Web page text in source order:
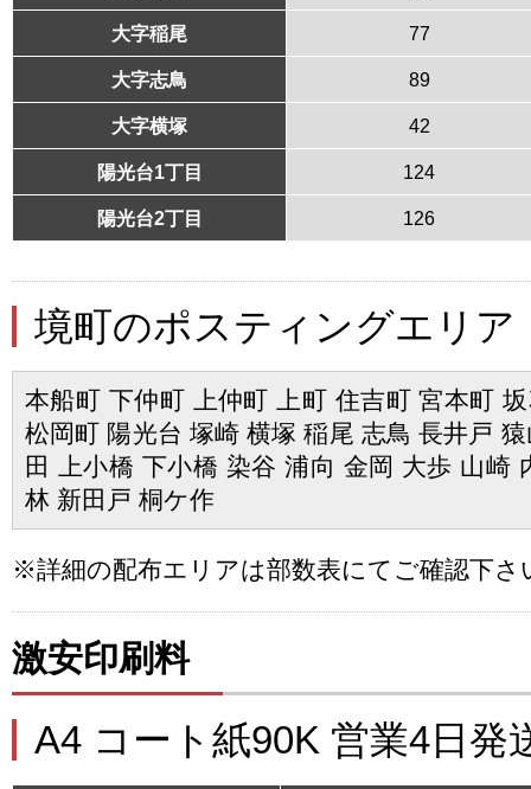
大字稲尾 77
大字志鳥 89
大字横塚 42
陽光台1丁目 124
陽光台2丁目 126
境町のポスティングエリア
本船町 下仲町 上仲町 上町 住吉町 宮本町
松岡町 陽光台 塚崎 横塚 稲尾 志鳥 長井戸
田 上小橋 下小橋 染谷 浦向 金岡 大歩 山崎
林 新田戸 桐ケ作
※詳細の配布エリアは部数表にてご確認下さ
激安印刷料
A4 コート紙90K 営業4日発